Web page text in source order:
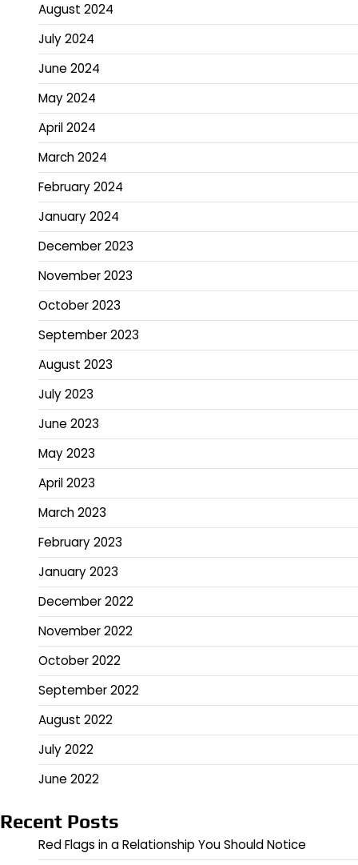
August 2024
July 2024
June 2024
May 2024
April 2024
March 2024
February 2024
January 2024
December 2023
November 2023
October 2023
September 2023
August 2023
July 2023
June 2023
May 2023
April 2023
March 2023
February 2023
January 2023
December 2022
November 2022
October 2022
September 2022
August 2022
July 2022
June 2022
Recent Posts
Red Flags in a Relationship You Should Notice